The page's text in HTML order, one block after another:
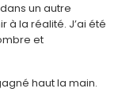
un autre
à la réalité. J’ai été
et
haut la main.